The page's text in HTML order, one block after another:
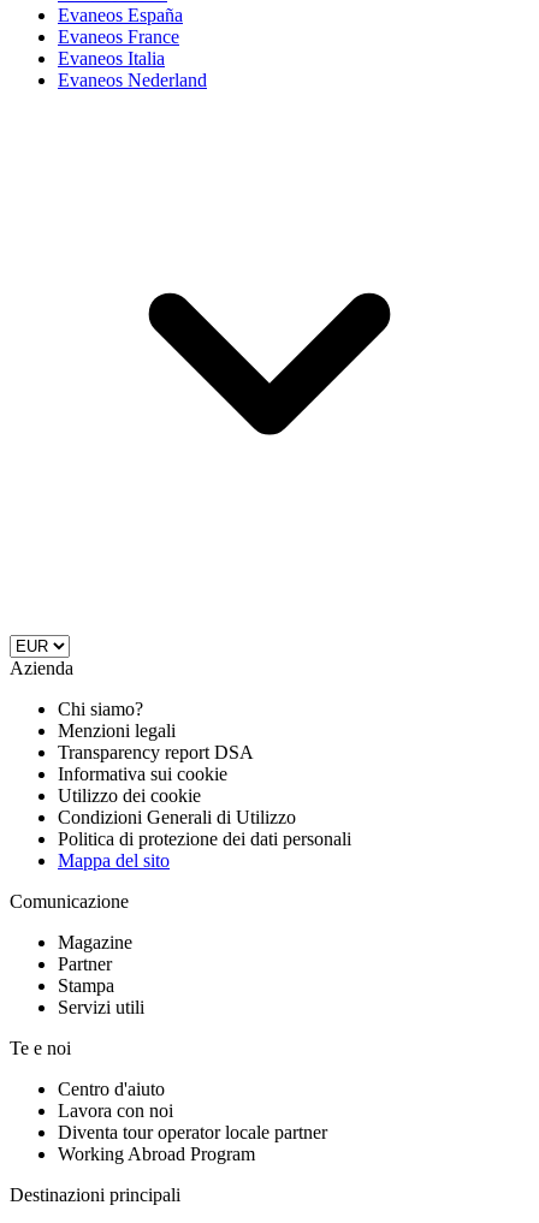
Evaneos España
Evaneos France
Evaneos Italia
Evaneos Nederland
Azienda
Chi siamo?
Menzioni legali
Transparency report DSA
Informativa sui cookie
Utilizzo dei cookie
Condizioni Generali di Utilizzo
Politica di protezione dei dati personali
Mappa del sito
Comunicazione
Magazine
Partner
Stampa
Servizi utili
Te e noi
Centro d'aiuto
Lavora con noi
Diventa tour operator locale partner
Working Abroad Program
Destinazioni principali